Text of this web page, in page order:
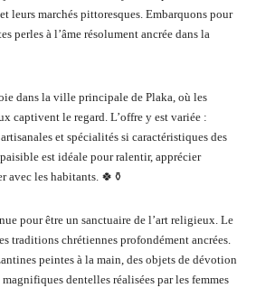
leurs marchés pittoresques. Embarquons pour
perles à l’âme résolument ancrée dans la
dans la ville principale de Plaka, où les
captivent le regard. L’offre y est variée :
et spécialités si caractéristiques des
est idéale pour ralentir, apprécier
avec les habitants. 🍀⚱️
pour être un sanctuaire de l’art religieux. Le
traditions chrétiennes profondément ancrées.
peintes à la main, des objets de dévotion
dentelles réalisées par les femmes